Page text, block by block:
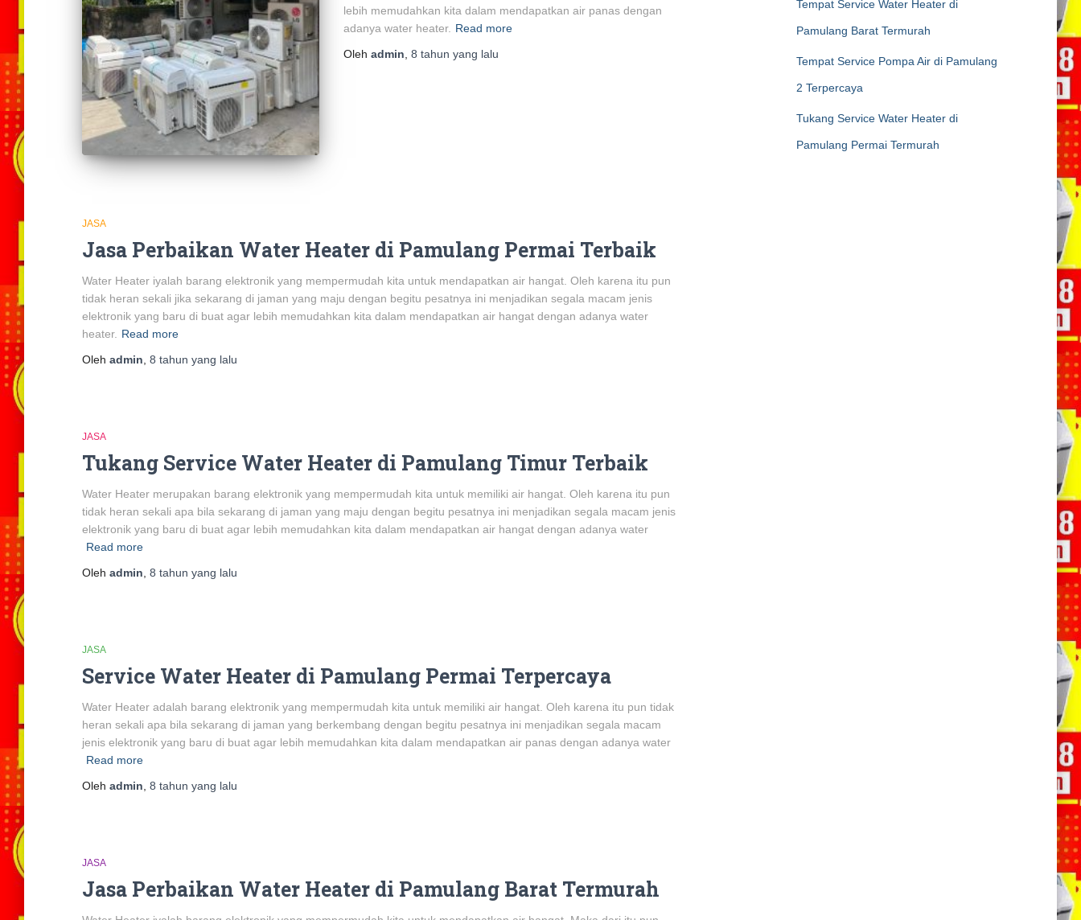
lebih memudahkan kita dalam mendapatkan air panas dengan
adanya water heater. Read more
Oleh admin 8 tahun yang lalu
JASA
Jasa Perbaikan Water Heater di Pamulang Permai Terbaik
Water Heater iyalah barang elektronik yang mempermudah kita untuk mendapatkan air hangat. Oleh karena itu pun
tidak heran sekali jika sekarang di jaman yang maju dengan begitu pesatnya ini menjadikan segala macam jenis
elektronik yang baru di buat agar lebih memudahkan kita dalam mendapatkan air hangat dengan adanya water
heater. Read more
Oleh admin, 8 tahun yang lalu
JASA
Tukang Service Water Heater di Pamulang Timur Terbaik
Water Heater merupakan barang elektronik yang mempermudah kita untuk memiliki air hangat. Oleh karena itu pun
tidak heran sekali apa bila sekarang di jaman yang maju dengan begitu pesatnya ini menjadikan segala macam jenis
elektronik yang baru di buat agar lebih memudahkan kita dalam mendapatkan air hangat dengan adanya water
Read more
Oleh admin, 8 tahun yang lalu
JASA
Service Water Heater di Pamulang Permai Terpercaya
Water Heater adalah barang elektronik yang mempermudah kita untuk memiliki air hangat. Oleh karena itu pun tidak
heran sekali apa bila sekarang di jaman yang berkembang dengan begitu pesatnya ini menjadikan segala macam
jenis elektronik yang baru di buat agar lebih memudahkan kita dalam mendapatkan air panas dengan adanya water
Read more
Oleh admin, 8 tahun yang lalu
JASA
Jasa Perbaikan Water Heater di Pamulang Barat Termurah
Tempat Service Water Heater di
Pamulang Barat Termurah
Tempat Service Pompa Air di Pamulang
2 Terpercaya
Tukang Service Water Heater di
Pamulang Permai Termurah